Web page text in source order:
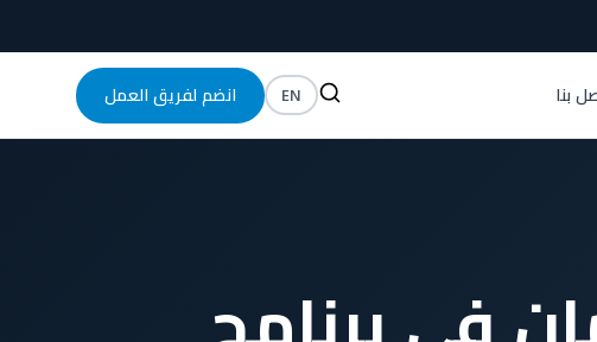
بنا EN انضم لفريق العمل
في برنامج